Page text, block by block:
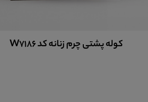
کت چرم مردانه کد PCM154